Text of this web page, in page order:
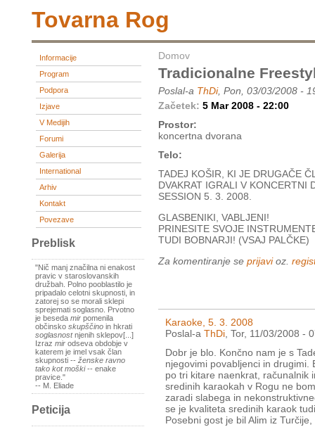
Tovarna Rog
Informacije
Program
Podpora
Izjave
V Medijih
Forumi
Galerija
International
Arhiv
Kontakt
Povezave
Preblisk
"Nič manj značilna ni enakost
pravic v staroslovanskih
družbah. Polno pooblastilo je
pripadalo celotni skupnosti, in
zatorej so se morali sklepi
sprejemati soglasno. Prvotno
je beseda mir pomenila
občinsko skupščino in hkrati
soglasnostnjenih sklepov[...]
Izraz mir odseva obdobje v
katerem je imel vsak član
skupnosti -- ženske ravno
tako kot moški-- enake
pravice."
-- M. Eliade
Peticija
Domov
Tradicionalne
Poslal-a ThDi, Pon, 03/03/2008 -
Začetek: 5 Mar 2008 - 22:00
Prostor:
koncertna dvorana
Telo:
TADEJ KOŠIR, KI JE DRUGAČE
DVAKRAT IGRALI V KONCERTNI
SESSION 5. 3. 2008.
GLASBENIKI, VABLJENI!
PRINESITE SVOJE
TUDI BOBNARJI! (VSAJ PALČKE)
Za komentiranje se prijavioz.
Karaoke, 5. 3. 2008
Poslal-a ThDi, Tor, 11/03/2008 -
Dobr je blo. Končno nam je s
njegovimi povabljenci in
po tri kitare naenkrat, računalnik
sredinih karaokah v Rogu ne
zaradi slabega in
se je kvaliteta sredinih karaok
Posebni gost je bil Alim iz